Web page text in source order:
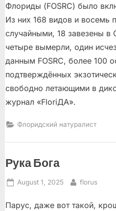
Флориды (FOSRC) было
Из них 168 видов и восемь
случайными, 18 завезены
четыре вымерли, один
данным FOSRC, более 100
подтверждённых
свободно летающими в
журнал «FloriДА».
Флоридский натуралист
Рука Бога
Posted
August 1, 2025 By
florus
Парус, даже вот такой,